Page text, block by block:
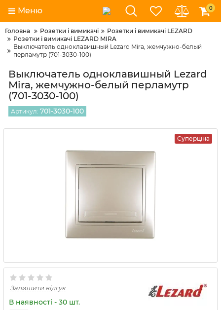
Меню 0
Головна Розетки і вимикачі
Розетки і вимикачі LEZARD
Розетки і вимикачі LEZARD MIRA
Выключатель одноклавишный Lezard Mira, жемчужно-белый
перламутр (701-3030-100)
Выключатель одноклавишный Lezard
Mira, жемчужно-белый перламутр
(701-3030-100)
Артикул: 701-3030-100
Суперціна
Залишити відгук
В наявності - 30 шт.